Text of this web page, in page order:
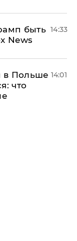
быть
News
14:33
в Польше
что
14:01